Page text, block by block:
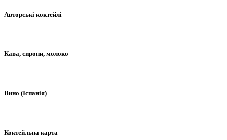
Авторські коктейлі
Кава, сиропи, молоко
Вино (Іспанія)
Коктейльна карта